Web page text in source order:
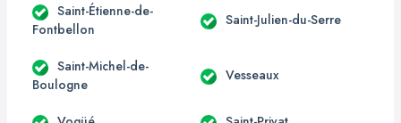
Saint-Étienne-de-
Fontbellon
Saint-Julien-du-Serre
Saint-Michel-de-
Boulogne
Vesseaux